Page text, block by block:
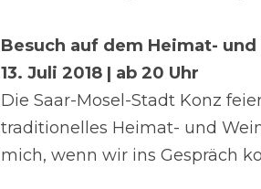
Besuch auf dem Heimat-
13. Juli 2018 | ab 20 Uhr
Die Saar-Mosel-Stadt Konz
traditionelles Heimat- und
mich, wenn wir ins Gespräch